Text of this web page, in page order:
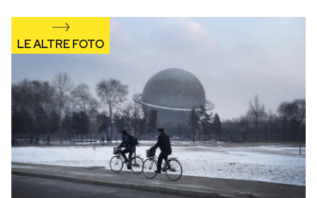
Scienza
Cultura
Sport
Media
Mondiali calcio 2026
PODCAST
NEWSLETTER